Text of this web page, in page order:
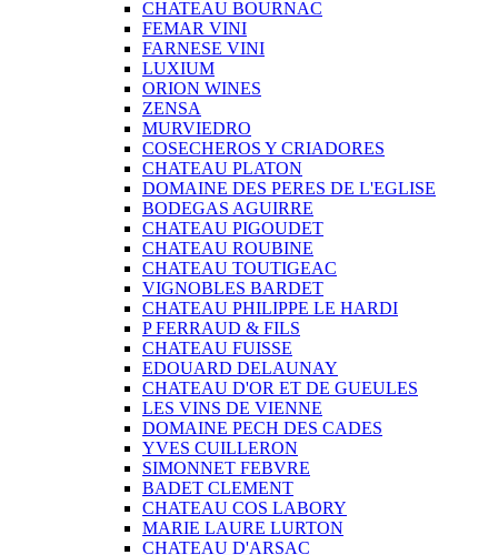
CHATEAU BOURNAC
FEMAR VINI
FARNESE VINI
LUXIUM
ORION WINES
ZENSA
MURVIEDRO
COSECHEROS Y CRIADORES
CHATEAU PLATON
DOMAINE DES PERES DE L'EGLISE
BODEGAS AGUIRRE
CHATEAU PIGOUDET
CHATEAU ROUBINE
CHATEAU TOUTIGEAC
VIGNOBLES BARDET
CHATEAU PHILIPPE LE HARDI
P FERRAUD & FILS
CHATEAU FUISSE
EDOUARD DELAUNAY
CHATEAU D'OR ET DE GUEULES
LES VINS DE VIENNE
DOMAINE PECH DES CADES
YVES CUILLERON
SIMONNET FEBVRE
BADET CLEMENT
CHATEAU COS LABORY
MARIE LAURE LURTON
CHATEAU D'ARSAC